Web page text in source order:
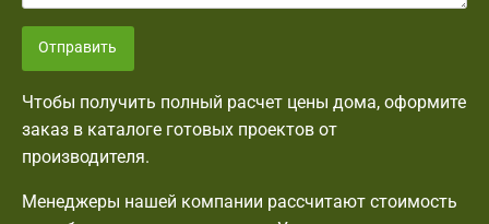
Отправить
Чтобы получить полный расчет цены дома, оформите
заказ в каталоге готовых проектов от
производителя.
Менеджеры нашей компании рассчитают стоимость